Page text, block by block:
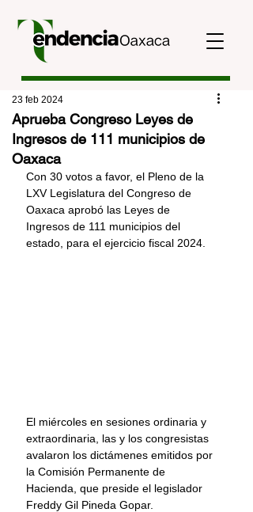
Aprueba Congreso Leyes de
Ingresos de 111 municipios de
Oaxaca
23 feb 2024
Con 30 votos a favor, el Pleno de la
LXV Legislatura del Congreso de
Oaxaca aprobó las Leyes de
Ingresos de 111 municipios del
estado, para el ejercicio fiscal 2024.
El miércoles en sesiones ordinaria y
extraordinaria, las y los congresistas
avalaron los dictámenes emitidos por
la Comisión Permanente de
Hacienda, que preside el legislador
Freddy Gil Pineda Gopar.